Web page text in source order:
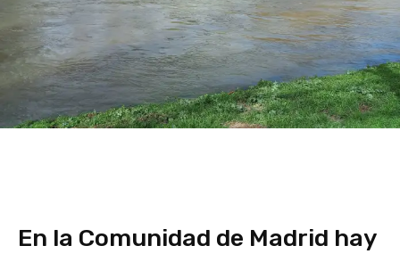
En la Comunidad de Madrid hay